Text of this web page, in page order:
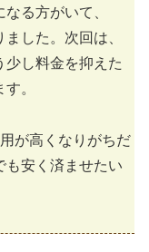
る方がいて、
した。次回は、
少し料金を抑えた
。
が高くなりがちだ
も安く済ませたい